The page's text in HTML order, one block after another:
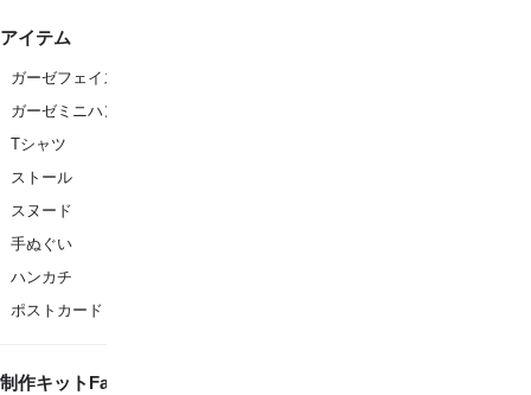
アイテム
ガーゼフェイスタオル
ガーゼミニハンカチ
Tシャツ
ストール
スヌード
手ぬぐい
ハンカチ
ポストカード
制作キットFanfare